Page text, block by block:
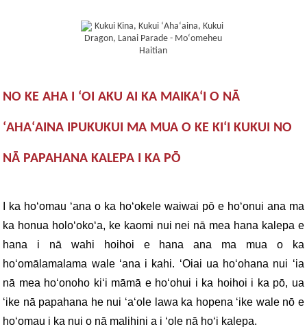
NO KE AHA I ʻOI AKU AI KA MAIKAʻI O NĀ
ʻAHAʻAINA IPUKUKUI MA MUA O KE KIʻI KUKUI NO
NĀ PAPAHANA KALEPA I KA PŌ
I ka hoʻomau ʻana o ka hoʻokele waiwai pō e hoʻonui ana ma
ka honua holoʻokoʻa, ke kaomi nui nei nā mea hana kalepa e
hana i nā wahi hoihoi e hana ana ma mua o ka
hoʻomālamalama wale ʻana i kahi. ʻOiai ua hoʻohana nui ʻia
nā mea hoʻonoho kiʻi māmā e hoʻohui i ka hoihoi i ka pō, ua
ʻike nā papahana he nui ʻaʻole lawa ka hopena ʻike wale nō e
hoʻomau i ka nui o nā malihini a i ʻole nā ​​​​hoʻi kalepa.